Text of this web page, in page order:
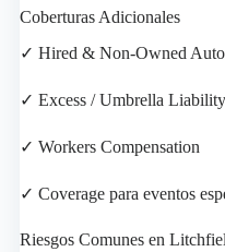
Coberturas Adicionales
✓ Hired & Non-Owned Auto
✓ Excess / Umbrella Liability
✓ Workers Compensation
✓ Coverage para eventos
Riesgos Comunes en